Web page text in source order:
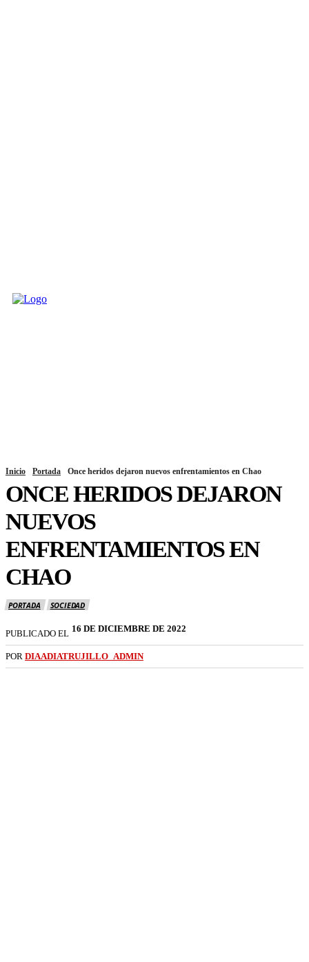
Inicio Portada Once heridos dejaron nuevos enfrentamientos en Chao
ONCE HERIDOS DEJARON
NUEVOS
ENFRENTAMIENTOS EN
CHAO
PORTADA SOCIEDAD
PUBLICADO EL 16 DE DICIEMBRE DE 2022
POR DIAADIATRUJILLO_ADMIN